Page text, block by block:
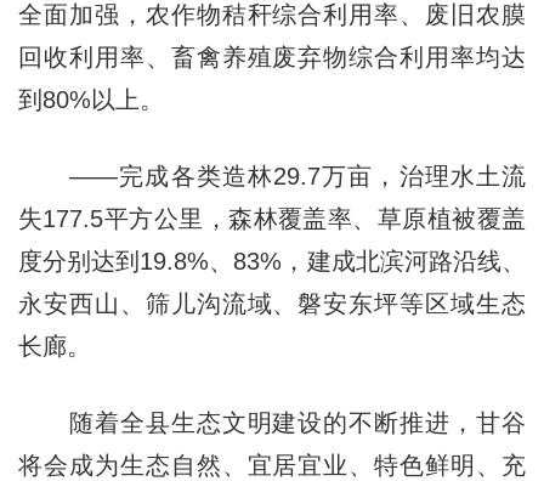
全面加强，农作物秸秆综合利用率、废旧农膜
回收利用率、畜禽养殖废弃物综合利用率均达
到80%以上。
——完成各类造林29.7万亩，治理水土流
失177.5平方公里，森林覆盖率、草原植被覆盖
度分别达到19.8%、83%，建成北滨河路沿线、
永安西山、筛儿沟流域、磐安东坪等区域生态
长廊。
随着全县生态文明建设的不断推进，甘谷
将会成为生态自然、宜居宜业、特色鲜明、充